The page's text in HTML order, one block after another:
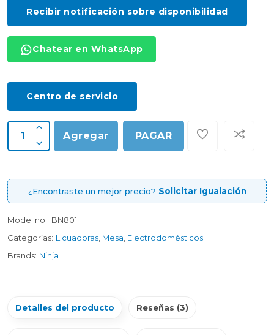
Recibir notificación sobre disponibilidad
Chatear en WhatsApp
Centro de servicio
Agregar PAGAR
¿Encontraste un mejor precio? Solicitar Igualación
Model no.: BN801
Categorías: Licuadoras Mesa Electrodomésticos
Brands: Ninja
Detalles del producto Reseñas (3)